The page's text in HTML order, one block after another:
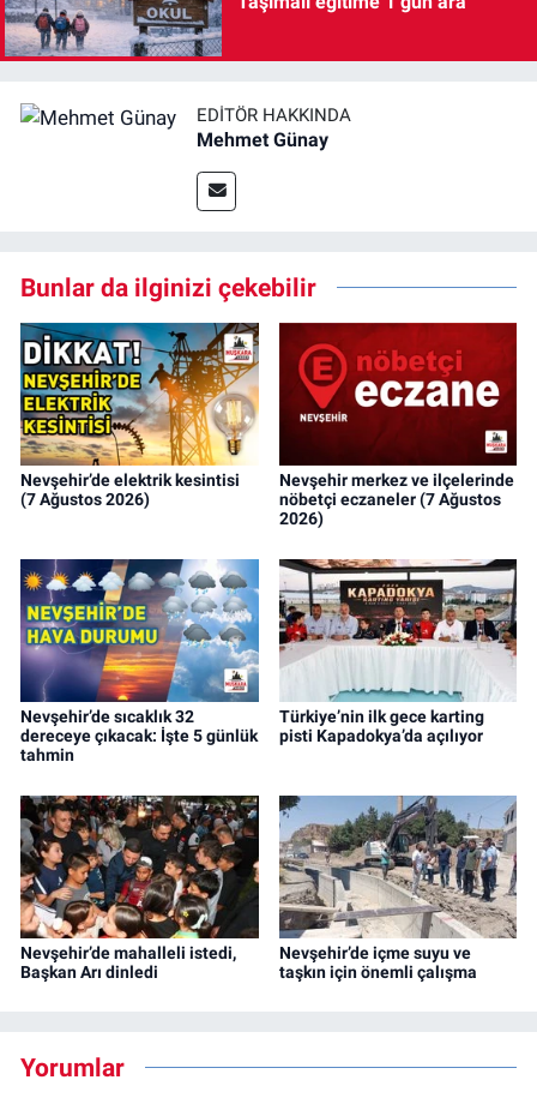
EDITÖR HAKKINDA
Mehmet Günay
Bunlar da ilginizi çekebilir
Nevşehir’de elektrik kesintisi
(7 Ağustos 2026)
Nevşehir merkez ve ilçelerinde
nöbetçi eczaneler (7 Ağustos
2026)
Nevşehir’de sıcaklık 32
dereceye çıkacak: İşte 5 günlük
tahmin
Türkiye’nin ilk gece karting
pisti Kapadokya’da açılıyor
Nevşehir’de mahalleli istedi,
Başkan Arı dinledi
Nevşehir’de içme suyu ve
taşkın için önemli çalışma
Yorumlar